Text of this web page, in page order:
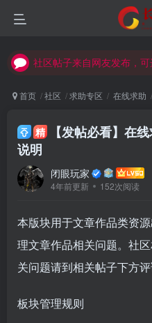
社区帖子来自网友发布，
社区帖子来自网友发布，
首页 社区 求助专区 在线求助
精
【发帖必看】在
说明
闭眼玩家
4年前更新 152次阅读
本版块用于文章作品类资
理文章作品相关问题。社
关问题请到相关帖子下方评
板块管理规则